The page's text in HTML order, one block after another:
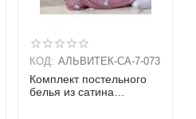
КОД: АЛЬВИТЕК-CA-7-073
Комплект постельного
белья из сатина